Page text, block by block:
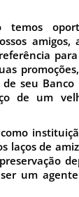
amigos,
seu
de um
como
laços de
um